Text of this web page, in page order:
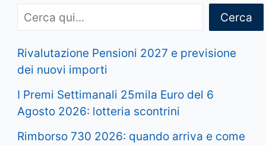
Cerca
Rivalutazione Pensioni 2027 e previsione
dei nuovi importi
I Premi Settimanali 25mila Euro del 6
Agosto 2026: lotteria scontrini
Rimborso 730 2026: quando arriva e come